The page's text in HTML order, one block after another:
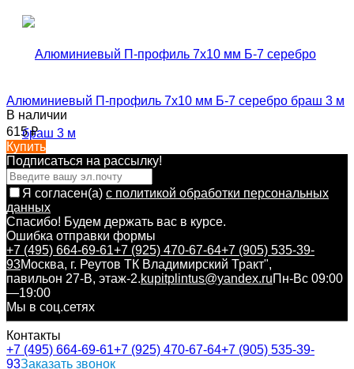
Алюминиевый П-профиль 7х10 мм Б-7 серебро браш 3 м
В наличии
615₽
Купить
Подписаться на рассылкy!
Я согласен(a) с политикой обработки персональных
данных
Спасибо! Будем держать вас в курсе.
Ошибка отправки формы
+7 (495) 664-69-61+7 (925) 470-67-64+7 (905) 535-39-
93Москва, г. Реутов ТК Владимирский Тракт",
павильон 27-В, этаж-2.kupitplintus@yandex.ruПн-Вс 09:00
—19:00
Мы в соц.сетях
Контакты
+7 (495) 664-69-61+7 (925) 470-67-64+7 (905) 535-39-
93Заказать звонок